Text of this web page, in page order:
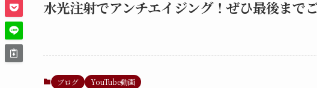
水光注射でアンチエイジング！ぜひ最後まで
ブログ YouTube動画